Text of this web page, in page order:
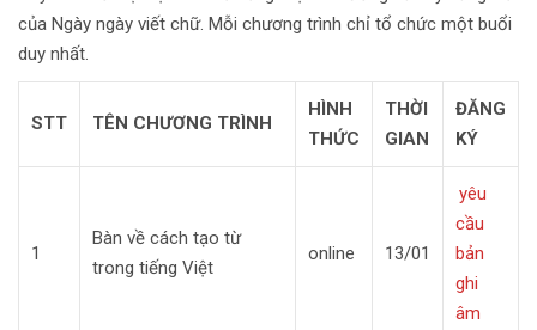
của Ngày ngày viết chữ. Mỗi chương trình chỉ tổ chức một buổi
duy nhất.
STT TÊN CHƯƠNG TRÌNH
HÌNH
THỨC
THỜI
GIAN
ĐĂNG
KÝ
1
Bàn về cách tạo từ
trong tiếng Việt
online 13/01
yêu
cầu
bản
ghi
âm